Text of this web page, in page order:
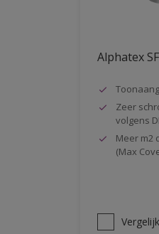
Alphatex SF
Zeer
volgens
Meer m2
(Max
Vergelijk